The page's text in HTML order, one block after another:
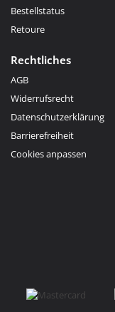
Bestellstatus
Retoure
Rechtliches
AGB
Widerrufsrecht
Datenschutzerklärung
Barrierefreiheit
Cookies anpassen